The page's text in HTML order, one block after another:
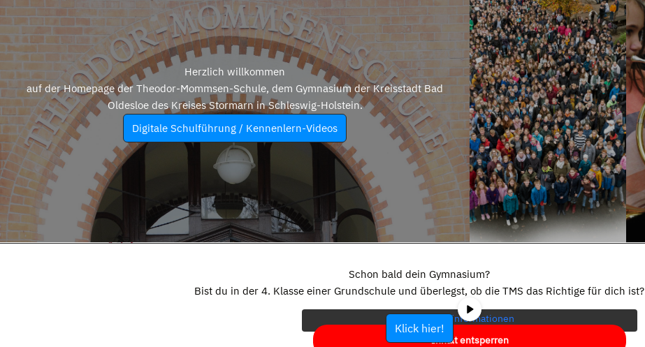
Herzlich willkommen
auf der Homepage der Theodor-Mommsen-Schule, dem Gymnasium der Kreisstadt Bad
Oldesloe des Kreises Stormarn in Schleswig-Holstein.
Digitale Schulführung / Kennenlern-Videos
eigentlichen Inhalt zuzugreifen, klicken Sie auf die Schaltfläche unten.
Bitte beachten Sie, dass dabei Daten an Drittanbieter weitergegeben
werden.
Mehr Informationen
Inhalt entsperren
Schon bald dein Gymnasium?
Bist du in der 4. Klasse einer Grundschule und überlegst, ob die TMS das Richtige für dich ist?
Klick hier!